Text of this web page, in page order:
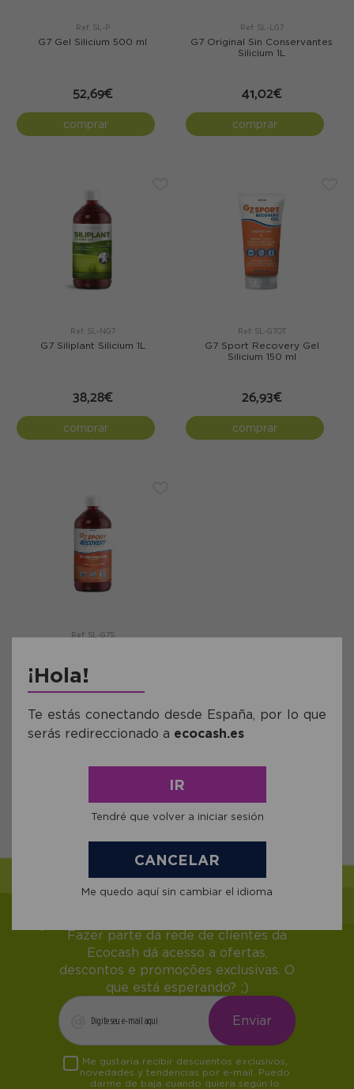
Ref: SL-P
G7 Gel Silicium 500 ml
52,69€
comprar
Ref: SL-LG7
G7 Original Sin Conservantes
Silicium 1L
41,02€
comprar
Ref: SL-NG7
G7 Siliplant Silicium 1L
38,28€
comprar
Ref: SL-G7OT
G7 Sport Recovery Gel
Silicium 150 ml
26,93€
comprar
Ref: SL-G7S
comprar
Fazer parte da rede de clientes da
Ecocash dá acesso a ofertas,
descontos e promoções exclusivas. O
que está esperando? ;)
Me gustaría recibir descuentos exclusivos,
novedades y tendencias por e-mail. Puedo
darme de baja cuando quiera según lo
¡Hola!
Te estás conectando desde España, por lo que
serás redireccionado a ecocash.es
IR
Tendré que volver a iniciar sesión
CANCELAR
Me quedo aquí sin cambiar el idioma